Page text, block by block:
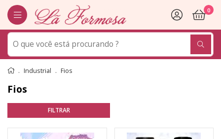
0
Industrial Fios
Fios